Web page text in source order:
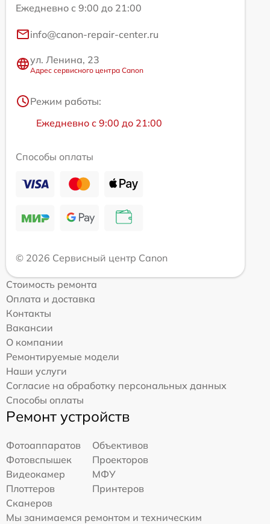
Ежедневно с 9:00 до 21:00
info@canon-repair-center.ru
ул. Ленина, 23
Адрес сервисного центра Canon
Режим работы:
Ежедневно с 9:00 до 21:00
Способы оплаты
© 2026 Сервисный центр Canon
Стоимость ремонта
Оплата и доставка
Контакты
Вакансии
О компании
Ремонтируемые модели
Наши услуги
Согласие на обработку персональных данных
Способы оплаты
Ремонт устройств
Фотоаппаратов
Объективов
Фотовспышек
Проекторов
Видеокамер
МФУ
Плоттеров
Принтеров
Сканеров
Мы занимаемся ремонтом и техническим